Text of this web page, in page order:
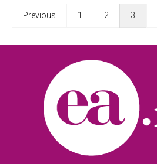
Previous 1 2 3